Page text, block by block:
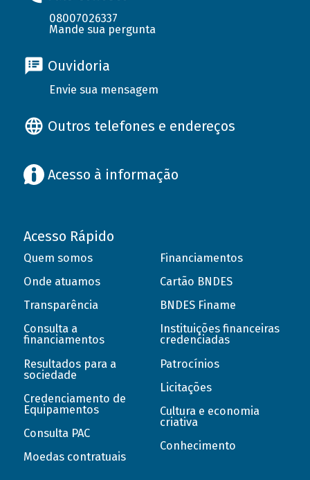
08007026337
Mande sua pergunta
Ouvidoria
Envie sua mensagem
Outros telefones e endereços
Acesso à informação
Acesso Rápido
Quem somos
Onde atuamos
Transparência
Consulta a
financiamentos
Resultados para a
sociedade
Credenciamento de
Equipamentos
Consulta PAC
Moedas contratuais
Financiamentos
Cartão BNDES
BNDES Finame
Instituições financeiras
credenciadas
Patrocínios
Licitações
Cultura e economia
criativa
Conhecimento